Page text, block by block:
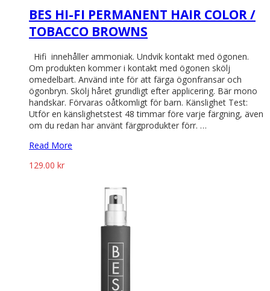
BES HI-FI PERMANENT HAIR COLOR /
TOBACCO BROWNS
Hifi innehåller ammoniak. Undvik kontakt med ögonen.
Om produkten kommer i kontakt med ögonen skölj
omedelbart. Använd inte för att färga ögonfransar och
ögonbryn. Skölj håret grundligt efter applicering. Bär mono
handskar. Förvaras oåtkomligt för barn. Känslighet Test:
Utför en känslighetstest 48 timmar före varje färgning, även
om du redan har använt färgprodukter förr. …
Read More
129.00 kr